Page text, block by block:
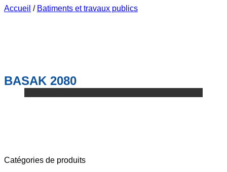
Accueil / Batiments et travaux publics
BASAK 2080
Catégories de produits